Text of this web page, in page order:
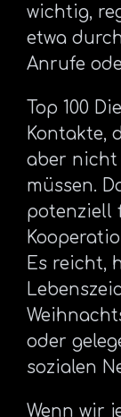
wichtig,
etwa
Anrufe
Top 100
Kontakte,
aber nicht
müssen.
potenziell
Es reicht,
oder
sozialen
Wenn wir